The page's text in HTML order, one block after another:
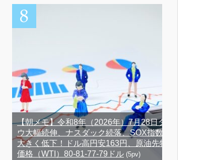
【朝メモ】令和8年（2026年）7月28日ダ
ウ大幅続伸、ナスダック続落、SOX指数
大きく低下！ドル高円安163円、原油先物
価格（WTI）80-81-77-79ドル (5pv)